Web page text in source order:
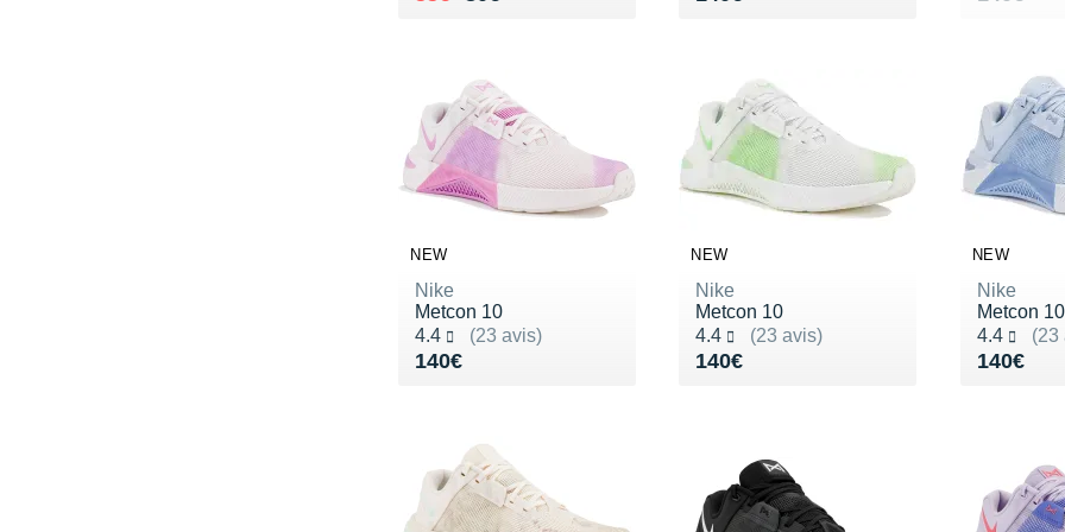
NEW
Nike
Metcon 10
4.4
(23 avis)
Noté 4.4 sur 5
140€
Vendu 140€
NEW
Nike
Metcon 10
4.4
(23 avis)
Noté 4.4 sur 5
140€
Vendu 140€
NEW
Nike
Metcon 10
4.4
(23
Noté 4.4
140€
Vendu